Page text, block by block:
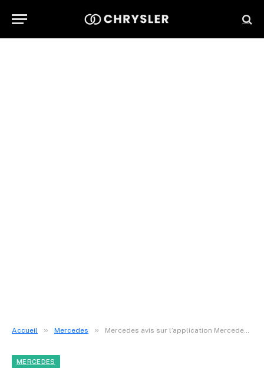
Accueil » Mercedes » Mercedes avis sur l’application Mercedes Me
MERCEDES